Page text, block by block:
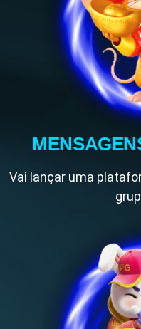
Vai lançar uma